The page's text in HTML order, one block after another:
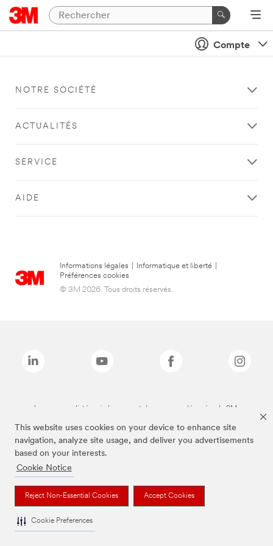
This website uses cookies on your device to enhance site
navigation, analyze site usage, and deliver you advertisements
based on your interests.
Cookie Notice
Reject Non-Essential Cookies Accept Cookies
Cookie Preferences
Compte
NOTRE SOCIÉTÉ
ACTUALITÉS
SERVICE
AIDE
Informations légales Informatique et liberté
Préférences cookies
© 3M 2026. Tous droits réservés.
Les marques listées ci-dessus sont des marques déposées de 3M.